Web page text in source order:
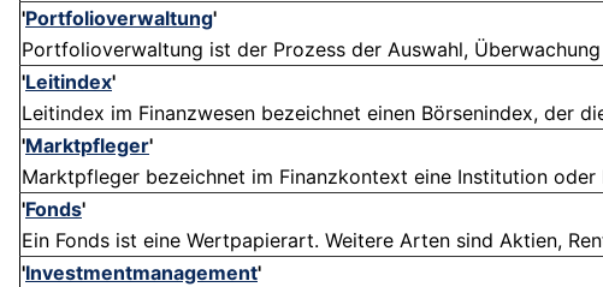
'Portfolioverwaltung'
Portfolioverwaltung ist der Prozess der Auswahl,
'Leitindex'
Leitindex im Finanzwesen bezeichnet einen Börsenindex, der
'Marktpfleger'
Marktpfleger bezeichnet im Finanzkontext eine Institution
'Fonds'
Ein Fonds ist eine Wertpapierart. Weitere Arten sind Aktien,
'Investmentmanagement'